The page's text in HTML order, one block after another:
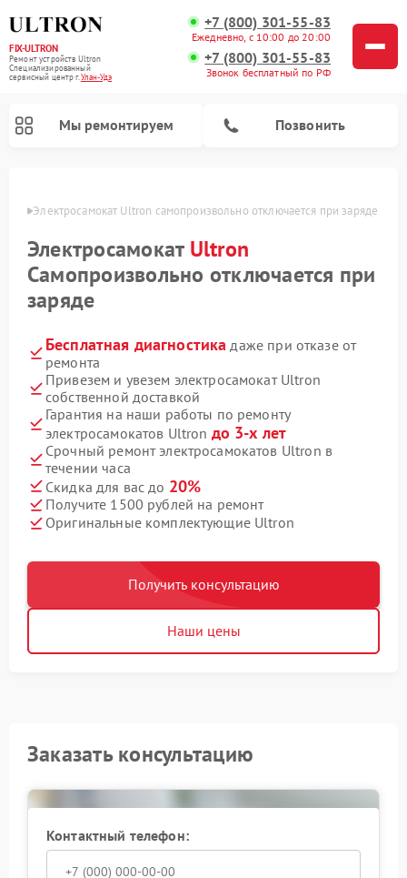
FIX-ULTRON
Ремонт устройств Ultron
Специализированный
cервисный центр г.Улан-Удэ
+7 (800) 301-55-83
Ежедневно, с 10:00 до 20:00
+7 (800) 301-55-83
Звонок бесплатный по РФ
Мы ремонтируем Позвонить
Удэ Электросамокат Ultron самопроизвольно отключается при заряде
Электросамокат Ultron
Самопроизвольно отключается при
заряде
Бесплатная диагностика даже при отказе от
ремонта
Привезем и увезем электросамокат Ultron
собственной доставкой
Гарантия на наши работы по ремонту
электросамокатов Ultron до 3-х лет
Срочный ремонт электросамокатов Ultron в
течении часа
Скидка для вас до 20%
Получите 1500 рублей на ремонт
Оригинальные комплектующие Ultron
Получить консультацию
Наши цены
Заказать консультацию
Контактный телефон: